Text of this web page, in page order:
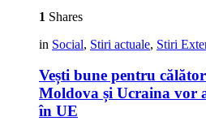
1 Shares
in Social, Stiri actuale, Stiri
Vești bune pentru
Moldova și Ucraina vor
în UE